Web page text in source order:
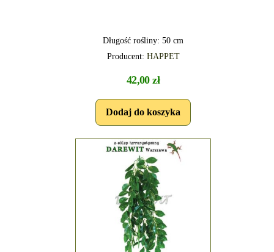
Długość rośliny: 50 cm
Producent: HAPPET
42,00 zł